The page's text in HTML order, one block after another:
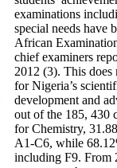
examinations
special needs have
African
chief examiners
2012 (3). This
for Nigeria’s
development and
out of the 185, 430
for Chemistry,
A1-C6, while
including F9. From